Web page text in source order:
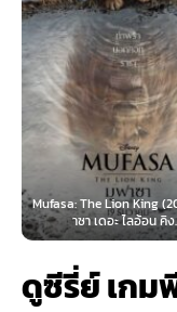
Lion King (2024) มูฟ
อะ ไลอ้อน คิง...
ดูซีรี่ย์ เกม